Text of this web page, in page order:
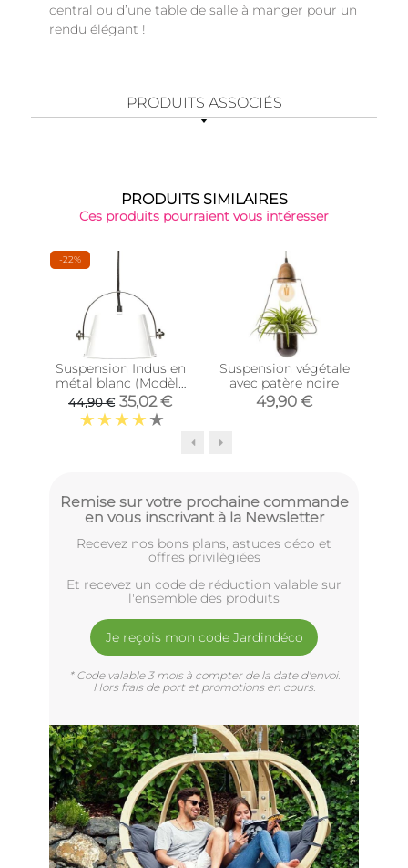
central ou d’une table de salle à manger pour un
rendu élégant !
PRODUITS ASSOCIÉS
PRODUITS SIMILAIRES
Ces produits pourraient vous intéresser
-22%
Suspension Indus en
métal blanc (Modèle
2)
44,90 € 35,02 €
Suspension végétale
avec patère noire
49,90 €
Remise sur votre prochaine commande
en vous inscrivant à la Newsletter
Recevez nos bons plans, astuces déco et
offres privilègiées
Et recevez un code de réduction valable sur
l'ensemble des produits
Je reçois mon code Jardindéco
* Code valable 3 mois à compter de la date d'envoi.
Hors frais de port et promotions en cours.